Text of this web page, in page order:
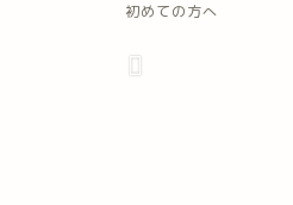
初めての方へ